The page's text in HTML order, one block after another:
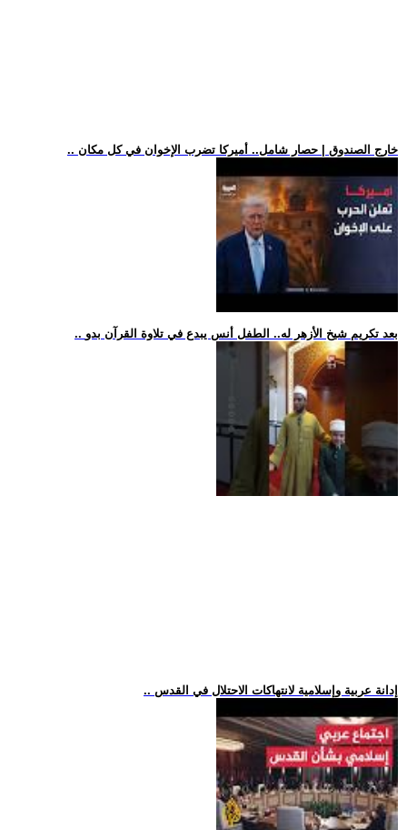
.. خارج الصندوق | حصار شامل.. أميركا تضرب الإخوان في كل مكان
.. بعد تكريم شيخ الأزهر له.. الطفل أنس يبدع في تلاوة القرآن بدو
.. إدانة عربية وإسلامية لانتهاكات الاحتلال في القدس